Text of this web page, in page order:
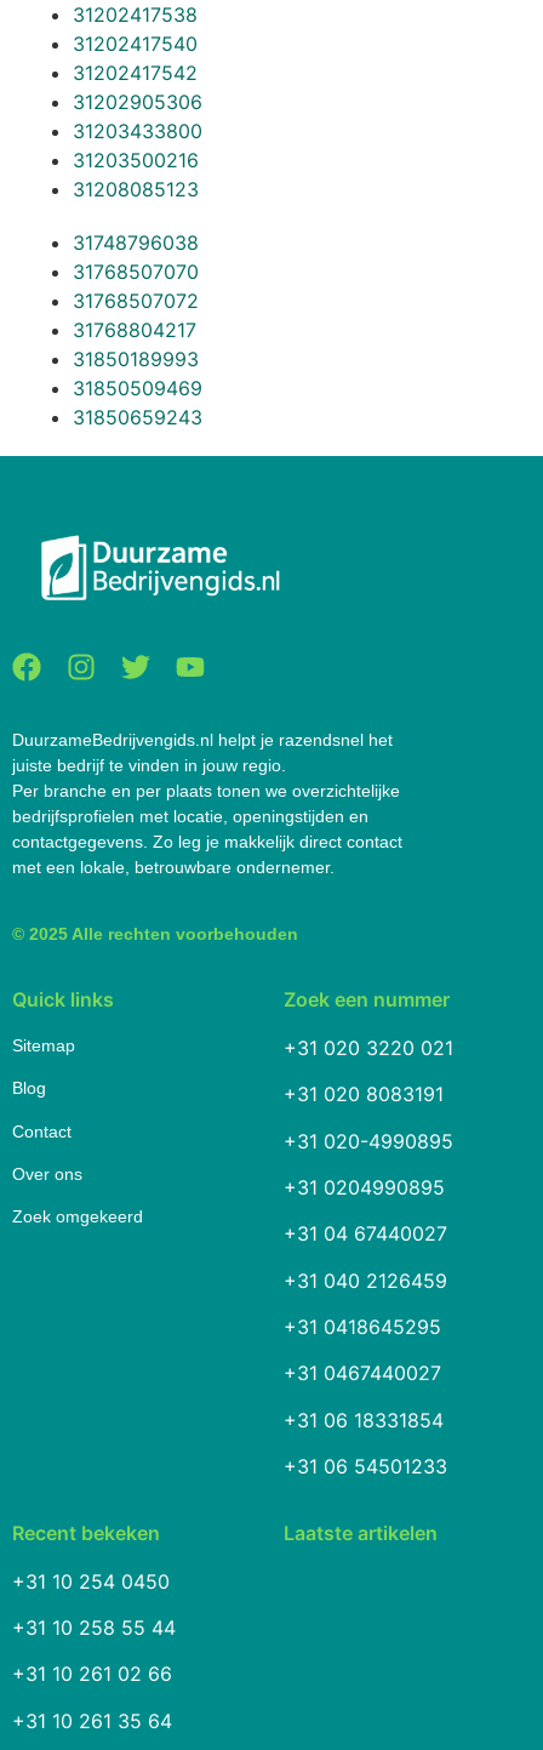
31202417538
31202417540
31202417542
31202905306
31203433800
31203500216
31208085123
31748796038
31768507070
31768507072
31768804217
31850189993
31850509469
31850659243
DuurzameBedrijvengids.nl helpt je razendsnel het
juiste bedrijf te vinden in jouw regio.
Per branche en per plaats tonen we overzichtelijke
bedrijfsprofielen met locatie, openingstijden en
contactgegevens. Zo leg je makkelijk direct contact
met een lokale, betrouwbare ondernemer.
© 2025 Alle rechten voorbehouden
Quick links
Sitemap
Blog
Contact
Over ons
Zoek omgekeerd
Zoek een nummer
+31 020 3220 021
+31 020 8083191
+31 020-4990895
+31 0204990895
+31 04 67440027
+31 040 2126459
+31 0418645295
+31 0467440027
+31 06 18331854
+31 06 54501233
Recent bekeken
+31 10 254 0450
+31 10 258 55 44
+31 10 261 02 66
+31 10 261 35 64
Laatste artikelen